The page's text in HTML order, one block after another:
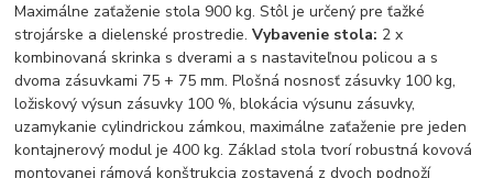
Maximálne zaťaženie stola 900 kg. Stôl je určený pre ťažké
strojárske a dielenské prostredie.Vybavenie stola: 2 x
kombinovaná skrinka s dverami a s nastaviteľnou policou a s
dvoma zásuvkami 75 + 75 mm. Plošná nosnosť zásuvky 100 kg,
ložiskový výsun zásuvky 100 %, blokácia výsunu zásuvky,
uzamykanie cylindrickou zámkou, maximálne zaťaženie pre jeden
kontajnerový modul je 400 kg. Základ stola tvorí robustná kovová
montovanej rámová konštrukcia zostavená z dvoch podnoží